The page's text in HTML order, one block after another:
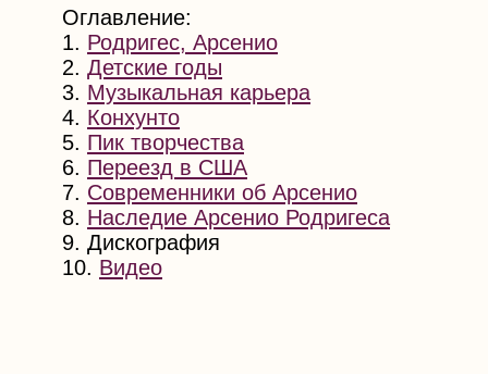
Оглавление:
1. Родригес, Арсенио
2. Детские годы
3. Музыкальная карьера
4. Конхунто
5. Пик творчества
6. Переезд в США
7. Современники об Арсенио
8. Наследие Арсенио Родригеса
9. Дискография
10. Видео